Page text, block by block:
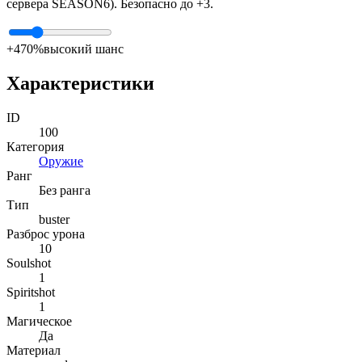
сервера SEASON6). Безопасно до +3.
+470%высокий шанс
Характеристики
ID
100
Категория
Оружие
Ранг
Без ранга
Тип
buster
Разброс урона
10
Soulshot
1
Spiritshot
1
Магическое
Да
Материал